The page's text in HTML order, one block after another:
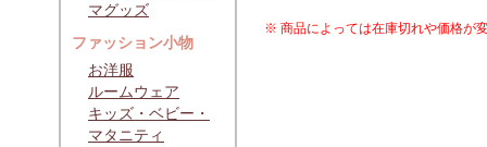
マグッズ
ファッション小物
お洋服
ルームウェア
キッズ・ベビー・
マタニティ
※ 商品によっては在庫切れや価格が